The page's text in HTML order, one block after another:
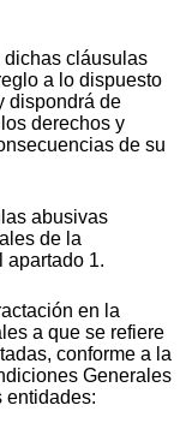
cláusulas
a lo dispuesto
dispondrá de
derechos y
de su
abusivas
de la
apartado 1.
en la
a que se refiere
conforme a la
Generales
entidades: